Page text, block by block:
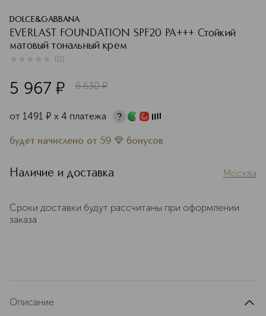
DOLCE&GABBANA
EVERLAST FOUNDATION SPF20 PA+++ Стойкий
матовый тональный крем
(0)
5 967 ¤ 6 630 ¤
от 1491 ¤ х 4 платежа
будет начислено от 59 бонусов
Наличие и доставка Москва
Сроки доставки будут рассчитаны при оформлении
заказа
Описание